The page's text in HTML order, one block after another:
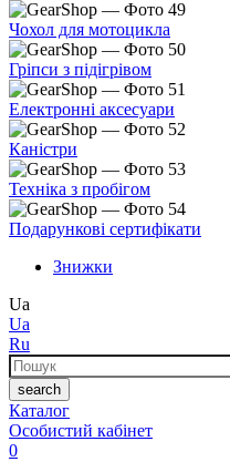
Чохол для мотоцикла
Гріпси з підігрівом
Електронні аксесуари
Каністри
Техніка з пробігом
Подарункові сертифікати
Знижки
Ua
Ua
Ru
Пошук
search
Каталог
Особистий кабінет
0